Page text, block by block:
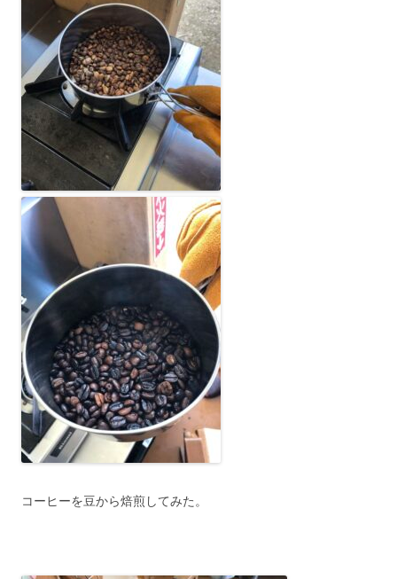
コーヒーを豆から焙煎してみた。